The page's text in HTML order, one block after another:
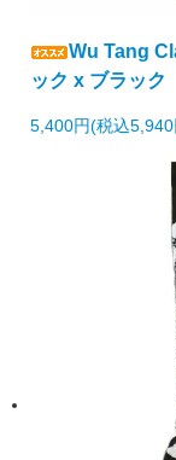
Wu Tang
ック x ブラック
5,400円(税込5,940